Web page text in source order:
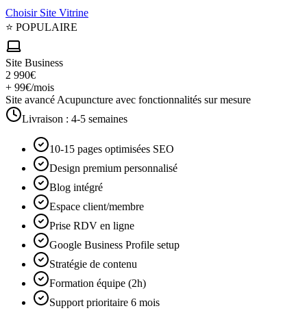
Choisir Site Vitrine
⭐ POPULAIRE
Site Business
2 990€
+ 99€/mois
Site avancé Acupuncture avec fonctionnalités sur mesure
Livraison : 4-5 semaines
10-15 pages optimisées SEO
Design premium personnalisé
Blog intégré
Espace client/membre
Prise RDV en ligne
Google Business Profile setup
Stratégie de contenu
Formation équipe (2h)
Support prioritaire 6 mois